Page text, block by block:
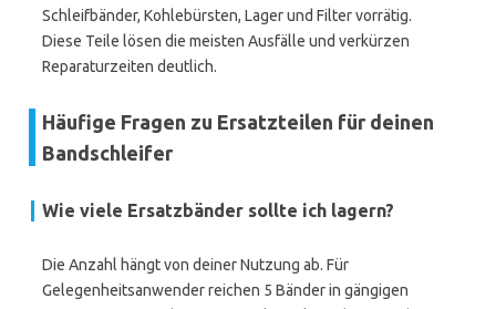
Schleifbänder, Kohlebürsten, Lager und Filter vorrätig.
Diese Teile lösen die meisten Ausfälle und verkürzen
Reparaturzeiten deutlich.
Häufige Fragen zu Ersatzteilen für deinen
Bandschleifer
Wie viele Ersatzbänder sollte ich lagern?
Die Anzahl hängt von deiner Nutzung ab. Für
Gelegenheitsanwender reichen 5 Bänder in gängigen